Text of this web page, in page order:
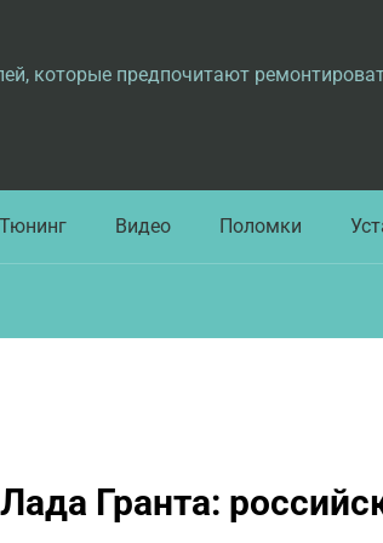
которые предпочитают
Тюнинг Видео Поломки
Гранта: